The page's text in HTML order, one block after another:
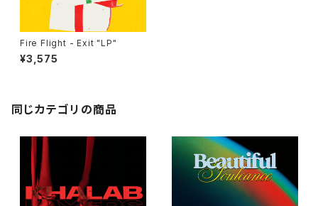
Fire Flight - Exit "LP"
¥3,575
同じカテゴリの商品